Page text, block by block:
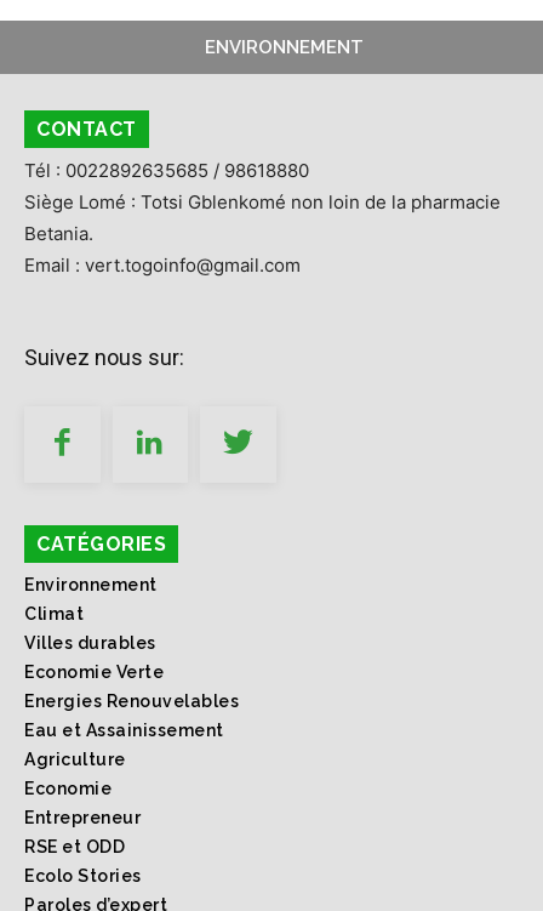
ENVIRONNEMENT
CONTACT
Tél : 0022892635685 / 98618880
Siège Lomé : Totsi Gblenkomé non loin de la pharmacie
Betania.
Email : vert.togoinfo@gmail.com
Suivez nous sur:
CATÉGORIES
Environnement
Climat
Villes durables
Economie Verte
Energies Renouvelables
Eau et Assainissement
Agriculture
Economie
Entrepreneur
RSE et ODD
Ecolo Stories
Paroles d’expert